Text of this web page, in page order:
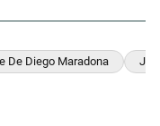
De Diego Maradona